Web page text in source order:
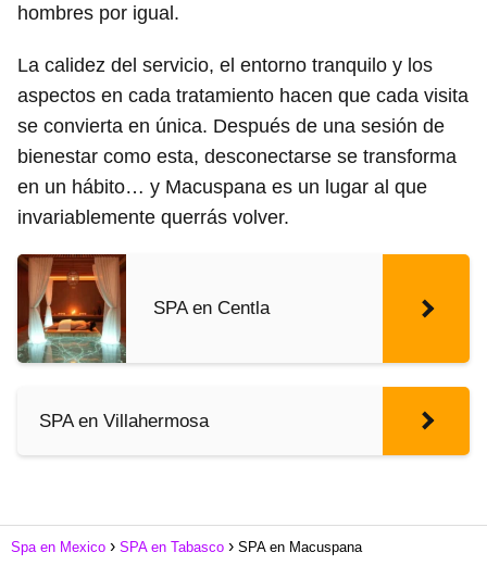
hombres por igual.
La calidez del servicio, el entorno tranquilo y los
aspectos en cada tratamiento hacen que cada visita
se convierta en única. Después de una sesión de
bienestar como esta, desconectarse se transforma
en un hábito… y Macuspana es un lugar al que
invariablemente querrás volver.
SPA en Centla
SPA en Villahermosa
Spa en Mexico SPA en Tabasco SPA en Macuspana